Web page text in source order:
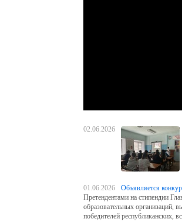
02.06.2026
01.06.2026
Объявляется
Претендентами на стипендии
образовательных организаций,
победителей республиканских,